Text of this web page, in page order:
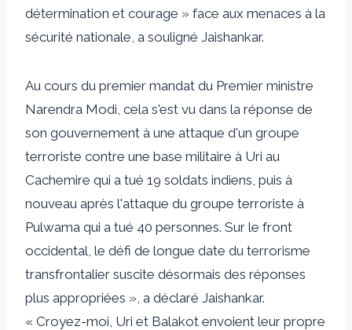
détermination et courage » face aux menaces à la
sécurité nationale, a souligné Jaishankar.
Au cours du premier mandat du Premier ministre
Narendra Modi, cela s'est vu dans la réponse de
son gouvernement à une attaque d'un groupe
terroriste contre une base militaire à Uri au
Cachemire qui a tué 19 soldats indiens, puis à
nouveau après l'attaque du groupe terroriste à
Pulwama qui a tué 40 personnes. Sur le front
occidental, le défi de longue date du terrorisme
transfrontalier suscite désormais des réponses
plus appropriées », a déclaré Jaishankar.
« Croyez-moi, Uri et Balakot envoient leur propre